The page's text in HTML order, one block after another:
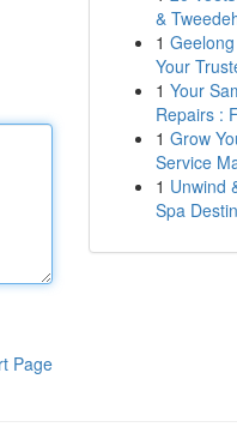
Page
&
1
Your
1 Your
Repairs :
1 Grow
Service
1 Unwind
Spa